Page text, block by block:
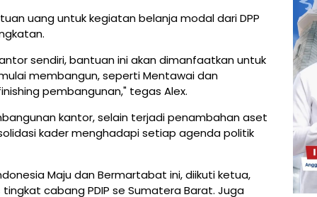
uang untuk kegiatan belanja modal dari DPP
sendiri, bantuan ini akan dimanfaatkan untuk
membangun, seperti Mentawai dan
pembangunan," tegas Alex.
kantor, selain terjadi penambahan aset
kader menghadapi setiap agenda politik
Maju dan Bermartabat ini, diikuti ketua,
cabang PDIP se Sumatera Barat. Juga